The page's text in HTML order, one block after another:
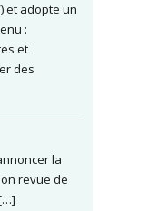
et adopte un
:
et
des
la
revue de